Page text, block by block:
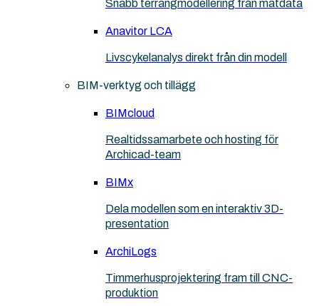
Snabb terrängmodellering från mätdata
Anavitor LCA
Livscykelanalys direkt från din modell
BIM-verktyg och tillägg
BIMcloud
Realtidssamarbete och hosting för
Archicad-team
BIMx
Dela modellen som en interaktiv 3D-
presentation
ArchiLogs
Timmerhusprojektering fram till CNC-
produktion